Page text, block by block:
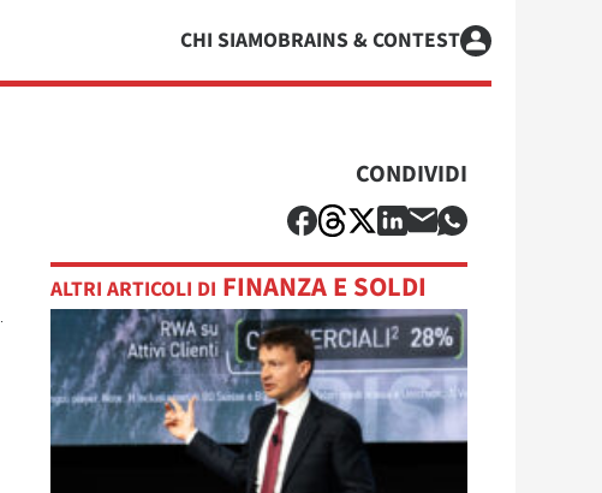
CHI SIAMOBRAINS & CONTEST
CONDIVIDI
ALTRI ARTICOLI DI FINANZA E SOLDI